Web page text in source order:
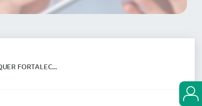
O SEU PAPEL